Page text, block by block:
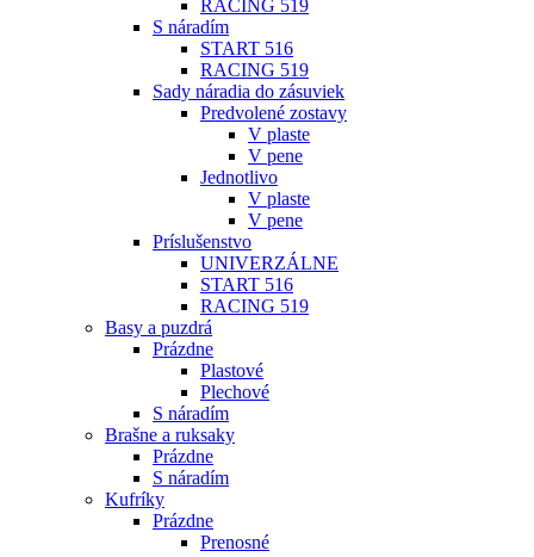
RACING 519
S náradím
START 516
RACING 519
Sady náradia do zásuviek
Predvolené zostavy
V plaste
V pene
Jednotlivo
V plaste
V pene
Príslušenstvo
UNIVERZÁLNE
START 516
RACING 519
Basy a puzdrá
Prázdne
Plastové
Plechové
S náradím
Brašne a ruksaky
Prázdne
S náradím
Kufríky
Prázdne
Prenosné